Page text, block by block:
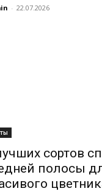
- 22.07.2026
сортов
полосы